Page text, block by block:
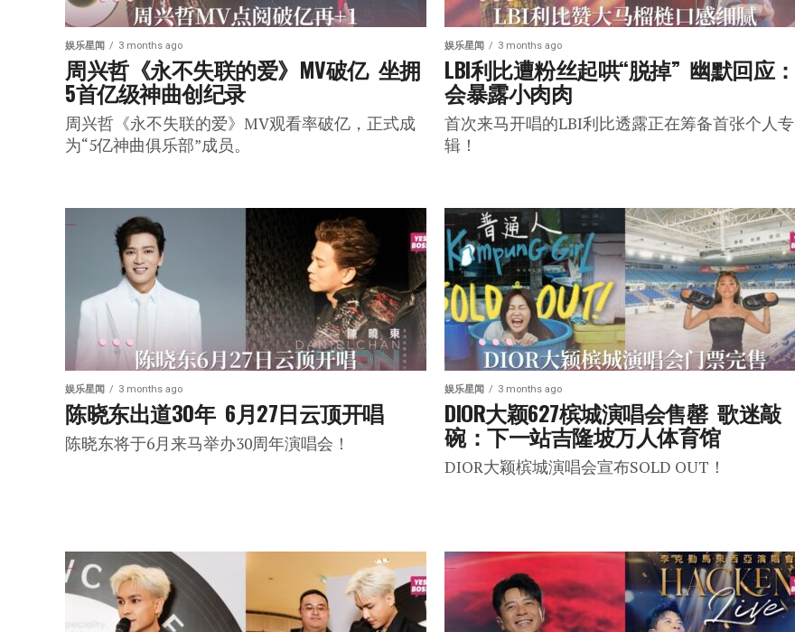
娱乐星闻 3 months ago
周兴哲《永不失联的爱》MV破亿  坐拥
5首亿级神曲创纪录
周兴哲《永不失联的爱》MV观看率破亿，正式成
为“5亿神曲俱乐部”成员。
娱乐星闻 3 months ago
LBI利比遭粉丝起哄“脱掉”  幽默回应：
会暴露小肉肉
首次来马开唱的LBI利比透露正在筹备首张个人专
辑！
娱乐星闻 3 months ago
陈晓东出道30年  6月27日云顶开唱
陈晓东将于6月来马举办30周年演唱会！
娱乐星闻 3 months ago
DIOR大颖627槟城演唱会售罄  歌迷敲
碗：下一站吉隆坡万人体育馆
DIOR大颖槟城演唱会宣布SOLD OUT！